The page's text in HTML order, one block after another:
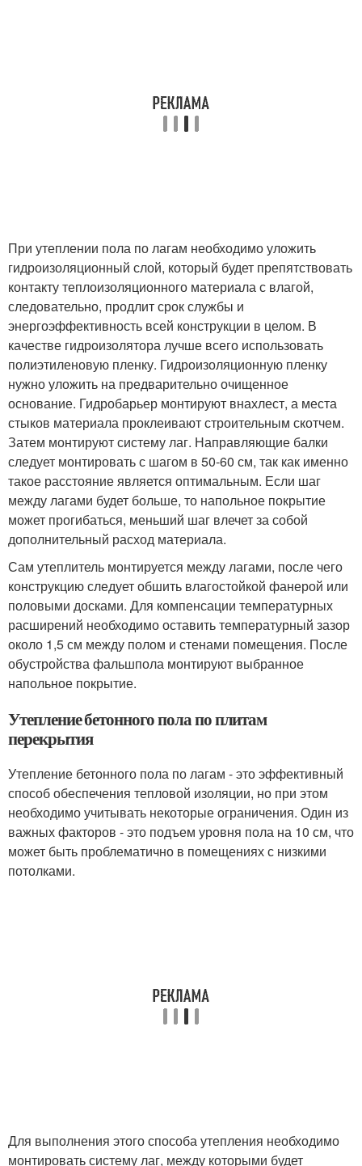
При утеплении пола по лагам необходимо уложить
гидроизоляционный слой, который будет препятствовать
контакту теплоизоляционного материала с влагой,
следовательно, продлит срок службы и
энергоэффективность всей конструкции в целом. В
качестве гидроизолятора лучше всего использовать
полиэтиленовую пленку. Гидроизоляционную пленку
нужно уложить на предварительно очищенное
основание. Гидробарьер монтируют внахлест, а места
стыков материала проклеивают строительным скотчем.
Затем монтируют систему лаг. Направляющие балки
следует монтировать с шагом в 50-60 см, так как именно
такое расстояние является оптимальным. Если шаг
между лагами будет больше, то напольное покрытие
может прогибаться, меньший шаг влечет за собой
дополнительный расход материала.
Сам утеплитель монтируется между лагами, после чего
конструкцию следует обшить влагостойкой фанерой или
половыми досками. Для компенсации температурных
расширений необходимо оставить температурный зазор
около 1,5 см между полом и стенами помещения. После
обустройства фальшпола монтируют выбранное
напольное покрытие.
Утепление бетонного пола по плитам
перекрытия
Утепление бетонного пола по лагам - это эффективный
способ обеспечения тепловой изоляции, но при этом
необходимо учитывать некоторые ограничения. Один из
важных факторов - это подъем уровня пола на 10 см, что
может быть проблематично в помещениях с низкими
потолками.
Для выполнения этого способа утепления необходимо
монтировать систему лаг, между которыми будет